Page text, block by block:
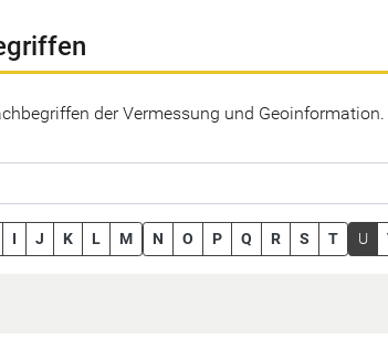
der Vermessung und Geoinformation.
I J K L M N O P Q R S T U